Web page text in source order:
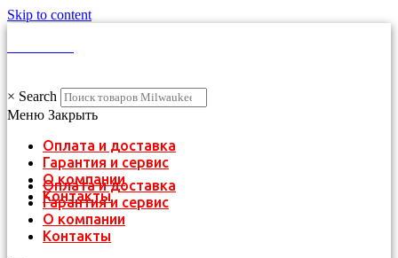
Skip to content
× Search
Меню Закрыть
Оплата и доставка
Гарантия и сервис
О компании
Контакты
Оплата и доставка
Гарантия и сервис
О компании
Контакты